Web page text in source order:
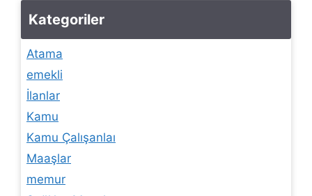
Kategoriler
Atama
emekli
İlanlar
Kamu
Kamu Çalışanlaı
Maaşlar
memur